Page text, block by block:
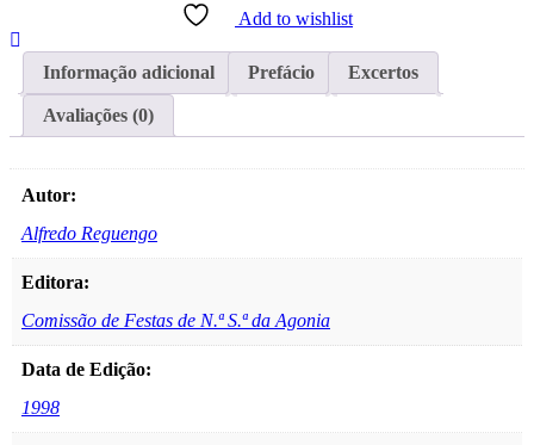
Add to wishlist
Informação adicional Prefácio Excertos
Avaliações (0)
Autor:
Alfredo Reguengo
Editora:
Comissão de Festas de N.ª S.ª da Agonia
Data de Edição:
1998